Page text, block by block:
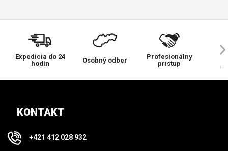
Expedícia do 24
hodín
Osobný odber
Profesionálny
prístup
KONTAKT
+421 412 028 932